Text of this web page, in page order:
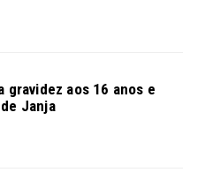
gravidez aos 16 anos e
Janja